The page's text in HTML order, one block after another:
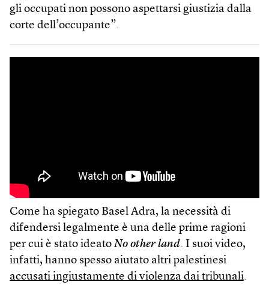
gli occupati non possono aspettarsi giustizia dalla
corte dell’occupante”.
Come ha spiegato Basel Adra, la necessità di
difendersi legalmente è una delle prime ragioni
per cui è stato ideato No other land. I suoi video,
infatti, hanno spesso aiutato altri palestinesi
accusati ingiustamente di violenza dai tribunali.